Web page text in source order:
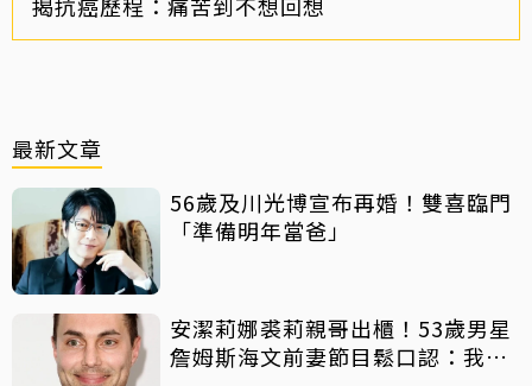
最新文章
56歲及川光博宣布再婚！雙喜臨門
「準備明年當爸」
安潔莉娜裘莉親哥出櫃！53歲男星
詹姆斯海文前妻節目鬆口認：我是